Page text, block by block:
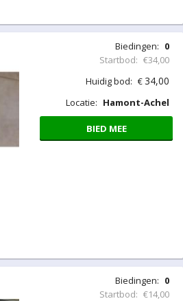
Biedingen: 0
Startbod: €34,00
Huidig bod: €34,00
Locatie: Hamont-Achel
BIED MEE
Biedingen: 0
Startbod: €14,00